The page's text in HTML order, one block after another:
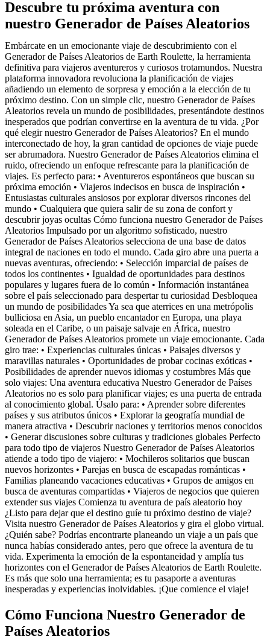
Descubre tu próxima aventura con
nuestro Generador de Países Aleatorios
Embárcate en un emocionante viaje de descubrimiento con el
Generador de Países Aleatorios de Earth Roulette, la herramienta
definitiva para viajeros aventureros y curiosos trotamundos. Nuestra
plataforma innovadora revoluciona la planificación de viajes
añadiendo un elemento de sorpresa y emoción a la elección de tu
próximo destino. Con un simple clic, nuestro Generador de Países
Aleatorios revela un mundo de posibilidades, presentándote destinos
inesperados que podrían convertirse en la aventura de tu vida. ¿Por
qué elegir nuestro Generador de Países Aleatorios? En el mundo
interconectado de hoy, la gran cantidad de opciones de viaje puede
ser abrumadora. Nuestro Generador de Países Aleatorios elimina el
ruido, ofreciendo un enfoque refrescante para la planificación de
viajes. Es perfecto para: • Aventureros espontáneos que buscan su
próxima emoción • Viajeros indecisos en busca de inspiración •
Entusiastas culturales ansiosos por explorar diversos rincones del
mundo • Cualquiera que quiera salir de su zona de confort y
descubrir joyas ocultas Cómo funciona nuestro Generador de Países
Aleatorios Impulsado por un algoritmo sofisticado, nuestro
Generador de Países Aleatorios selecciona de una base de datos
integral de naciones en todo el mundo. Cada giro abre una puerta a
nuevas aventuras, ofreciendo: • Selección imparcial de países de
todos los continentes • Igualdad de oportunidades para destinos
populares y lugares fuera de lo común • Información instantánea
sobre el país seleccionado para despertar tu curiosidad Desbloquea
un mundo de posibilidades Ya sea que aterrices en una metrópolis
bulliciosa en Asia, un pueblo encantador en Europa, una playa
soleada en el Caribe, o un paisaje salvaje en África, nuestro
Generador de Países Aleatorios promete un viaje emocionante. Cada
giro trae: • Experiencias culturales únicas • Paisajes diversos y
maravillas naturales • Oportunidades de probar cocinas exóticas •
Posibilidades de aprender nuevos idiomas y costumbres Más que
solo viajes: Una aventura educativa Nuestro Generador de Países
Aleatorios no es solo para planificar viajes; es una puerta de entrada
al conocimiento global. Úsalo para: • Aprender sobre diferentes
países y sus atributos únicos • Explorar la geografía mundial de
manera atractiva • Descubrir naciones y territorios menos conocidos
• Generar discusiones sobre culturas y tradiciones globales Perfecto
para todo tipo de viajeros Nuestro Generador de Países Aleatorios
atiende a todo tipo de viajero: • Mochileros solitarios que buscan
nuevos horizontes • Parejas en busca de escapadas románticas •
Familias planeando vacaciones educativas • Grupos de amigos en
busca de aventuras compartidas • Viajeros de negocios que quieren
extender sus viajes Comienza tu aventura de país aleatorio hoy
¿Listo para dejar que el destino guíe tu próximo destino de viaje?
Visita nuestro Generador de Países Aleatorios y gira el globo virtual.
¿Quién sabe? Podrías encontrarte planeando un viaje a un país que
nunca habías considerado antes, pero que ofrece la aventura de tu
vida. Experimenta la emoción de la espontaneidad y amplía tus
horizontes con el Generador de Países Aleatorios de Earth Roulette.
Es más que solo una herramienta; es tu pasaporte a aventuras
inesperadas y experiencias inolvidables. ¡Que comience el viaje!
Cómo Funciona Nuestro Generador de
Países Aleatorios